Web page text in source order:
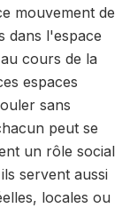
mouvement de
dans l'espace
cours de la
espaces
sans
peut se
un rôle social
servent aussi
locales ou